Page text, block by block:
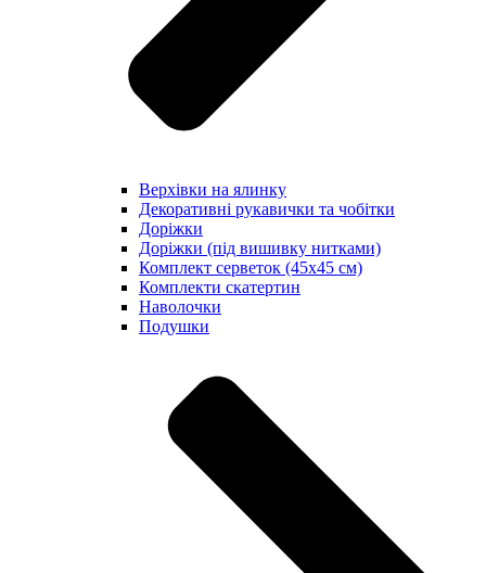
Верхівки на ялинку
Декоративні рукавички та чобітки
Доріжки
Доріжки (під вишивку нитками)
Комплект серветок (45х45 см)
Комплекти скатертин
Наволочки
Подушки